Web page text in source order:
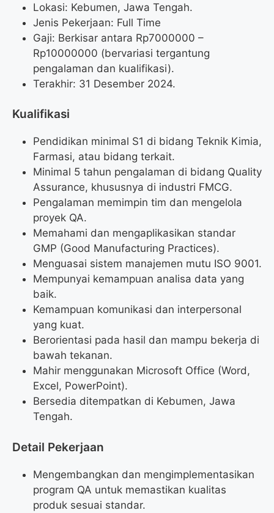
Lokasi: Kebumen, Jawa Tengah.
Jenis Pekerjaan: Full Time
Gaji: Berkisar antara Rp7000000 –
Rp10000000 (bervariasi tergantung
pengalaman dan kualifikasi).
Terakhir: 31 Desember 2024.
Kualifikasi
Pendidikan minimal S1 di bidang Teknik Kimia,
Farmasi, atau bidang terkait.
Minimal 5 tahun pengalaman di bidang Quality
Assurance, khususnya di industri FMCG.
Pengalaman memimpin tim dan mengelola
proyek QA.
Memahami dan mengaplikasikan standar
GMP (Good Manufacturing Practices).
Menguasai sistem manajemen mutu ISO 9001.
Mempunyai kemampuan analisa data yang
baik.
Kemampuan komunikasi dan interpersonal
yang kuat.
Berorientasi pada hasil dan mampu bekerja di
bawah tekanan.
Mahir menggunakan Microsoft Office (Word,
Excel, PowerPoint).
Bersedia ditempatkan di Kebumen, Jawa
Tengah.
Detail Pekerjaan
Mengembangkan dan mengimplementasikan
program QA untuk memastikan kualitas
produk sesuai standar.